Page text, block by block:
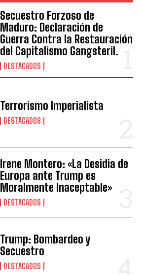
Secuestro Forzoso de
Maduro: Declaración de
Guerra Contra la Restauración
del Capitalismo Gangsteril.
DESTACADOS
Terrorismo Imperialista
DESTACADOS
Irene Montero: «La Desidia de
Europa ante Trump es
Moralmente Inaceptable»
DESTACADOS
Trump: Bombardeo y
Secuestro
DESTACADOS